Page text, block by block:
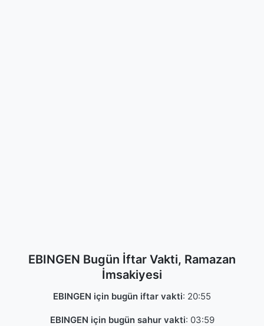
EBINGEN Bugün İftar Vakti, Ramazan
İmsakiyesi
EBINGEN için bugün iftar vakti: 20:55
EBINGEN için bugün sahur vakti: 03:59